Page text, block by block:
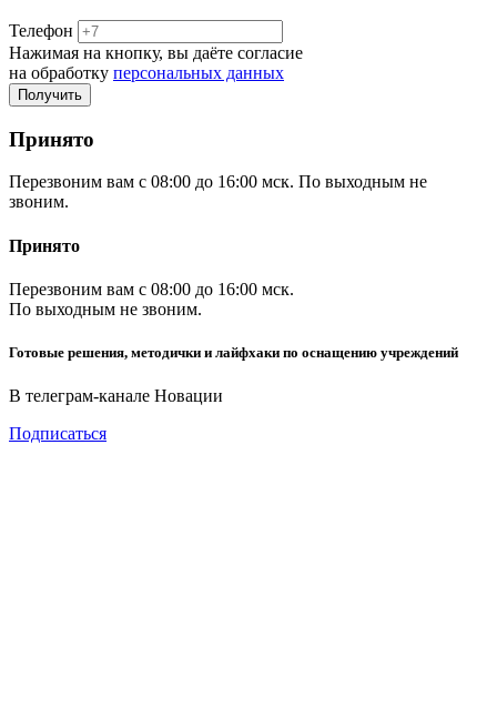
Телефон
Нажимая на кнопку, вы даёте согласие
на обработку персональных данных
Принято
Перезвоним вам с 08:00 до 16:00 мск. По выходным не
звоним.
Принято
Перезвоним вам с 08:00 до 16:00 мск.
По выходным не звоним.
Готовые решения, методички и лайфхаки по оснащению учреждений
В телеграм-канале Новации
Подписаться